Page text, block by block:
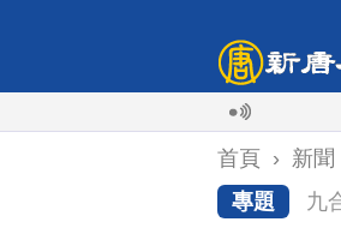
首頁 › 新聞
專題
九